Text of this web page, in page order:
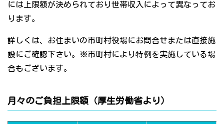
には上限額が決められており世帯収入によって異なってお
ります。
詳しくは、お住まいの市町村役場にお問合せまたは直接施
設にご確認下さい。※市町村により特例を実施している場
合もございます。
月々のご負担上限額（厚生労働省より）